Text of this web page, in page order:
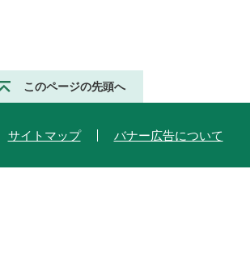
このページの先頭へ
サイトマップ バナー広告について